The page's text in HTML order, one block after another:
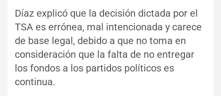
Díaz explicó que la decisión dictada por el
TSA es errónea, mal intencionada y carece
de base legal, debido a que no toma en
consideración que la falta de no entregar
los fondos a los partidos políticos es
continua.